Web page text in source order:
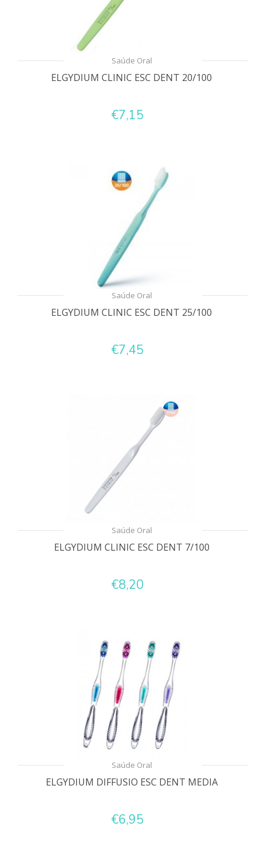
Saúde Oral
ELGYDIUM CLINIC ESC DENT 20/100
€7,15
Saúde Oral
ELGYDIUM CLINIC ESC DENT 25/100
€7,45
Saúde Oral
ELGYDIUM CLINIC ESC DENT 7/100
€8,20
Saúde Oral
ELGYDIUM DIFFUSIO ESC DENT MEDIA
€6,95